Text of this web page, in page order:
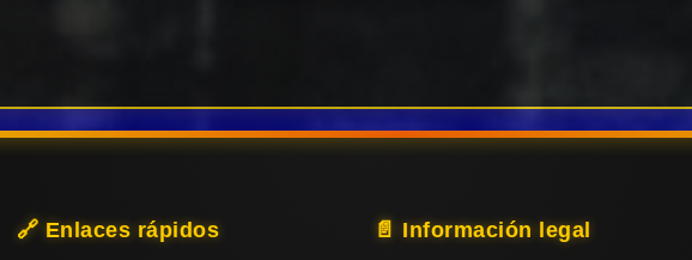
🔗 Enlaces rápidos 📄 Información legal